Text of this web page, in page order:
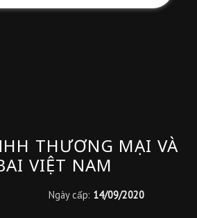
THƯƠNG MẠI VÀ
VIỆT NAM
Ngày cấp: 14/09/2020